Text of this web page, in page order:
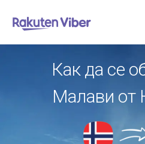
Как да се
Малави от